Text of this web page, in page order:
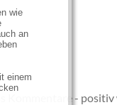
wie
an
einem
Kommentare -